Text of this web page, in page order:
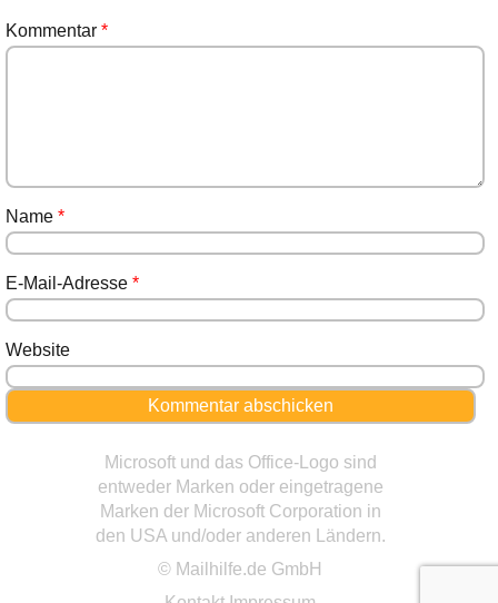
Kommentar *
Name *
E-Mail-Adresse *
Website
Microsoft und das Office-Logo sind
entweder Marken oder eingetragene
Marken der Microsoft Corporation in
den USA und/oder anderen Ländern.
© Mailhilfe.de GmbH